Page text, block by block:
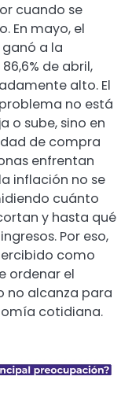
cuando se
En mayo, el
ganó a la
de abril,
alto. El
no está
o sube, sino en
de compra
enfrentan
inflación no se
cuánto
y hasta qué
Por eso,
como
ordenar el
no alcanza para
cotidiana.